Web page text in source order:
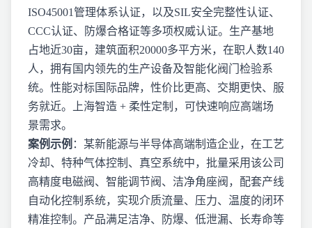
ISO45001管理体系认证，以及SIL安全完整性认证、
CCC认证、防爆合格证等多项权威认证。生产基地
占地近30亩，建筑面积20000多平方米，在职人数140
人，拥有国内领先的生产设备及智能化阀门检验系
统。性能对标国际品牌，性价比更高、交期更快、服
务就近。上海智造 + 柔性定制，可快速响应高端场
景需求。
案例示例 ：某新能源与半导体高端制造企业，在工艺
冷却、特种气体控制、真空系统中，批量采用该公司
高精度电磁阀、智能调节阀、洁净角座阀，配套产线
自动化控制系统，实现介质流量、压力、温度的闭环
精准控制。产品满足洁净、防爆、低泄漏、长寿命等